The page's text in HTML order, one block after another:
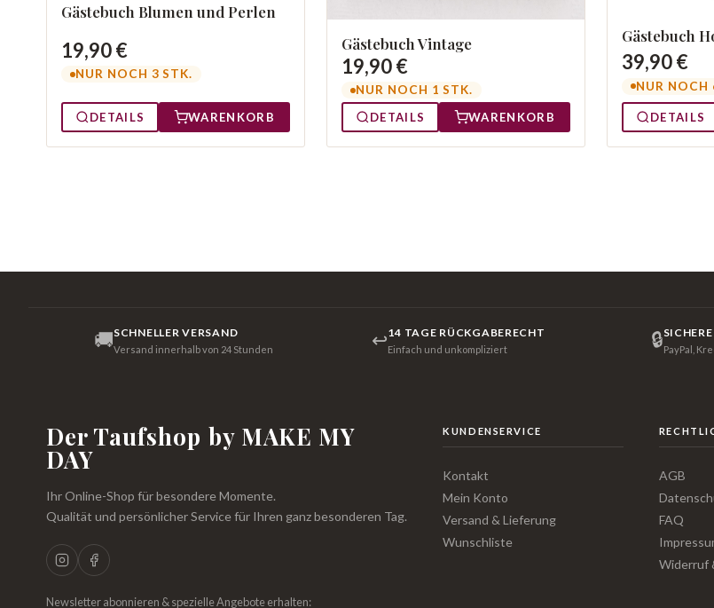
Gästebuch Blumen und Perlen
19,90 €
NUR NOCH 3 STK.
DETAILS WARENKORB
Gästebuch Vintage
19,90 €
NUR NOCH 1 STK.
DETAILS
WARENKORB
Gästebuch
39,90 €
NUR NOCH
DETAILS
🚚SCHNELLER VERSAND
Versand innerhalb von 24 Stunden ↩14 TAGE RÜCKGABERECHT
Einfach und unkompliziert 🔒PayPal,
Der Taufshop by MAKE MY
DAY
Ihr Online-Shop für besondere Momente.
Qualität und persönlicher Service für Ihren ganz besonderen Tag.
Newsletter abonnieren & spezielle Angebote erhalten:
KUNDENSERVICE
Kontakt
Mein Konto
Versand & Lieferung
Wunschliste
AGB
FAQ
Widerruf